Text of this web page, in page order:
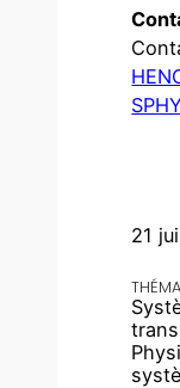
21